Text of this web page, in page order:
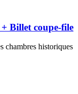
Billet coupe-file
chambres historiques